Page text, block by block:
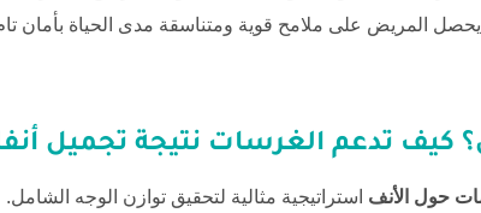
المريض على ملامح قوية ومتناسقة مدى الحياة بأمان
كيف تدعم الغرسات نتيجة تجميل
حول الأنف استراتيجية مثالية لتحقيق توازن الوجه الشامل.